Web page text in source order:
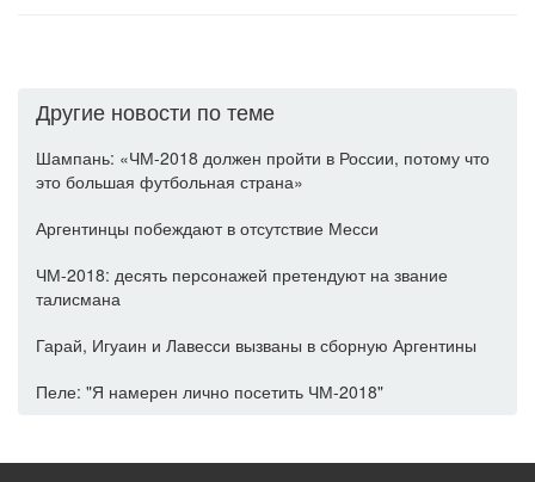
Другие новости по теме
Шампань: «ЧМ-2018 должен пройти в России, потому что
это большая футбольная страна»
Аргентинцы побеждают в отсутствие Месси
ЧМ-2018: десять персонажей претендуют на звание
талисмана
Гарай, Игуаин и Лавесси вызваны в сборную Аргентины
Пеле: "Я намерен лично посетить ЧМ-2018"